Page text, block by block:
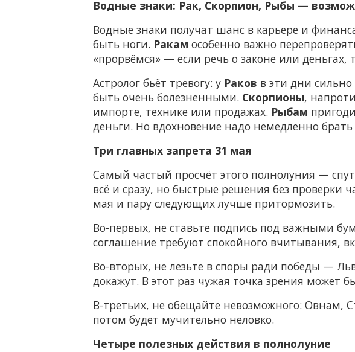
Водные знаки: Рак, Скорпион, Рыбы —
Водные знаки получат шанс в карьере и
быть ноги. Ракам особенно важно
«прорвёмся» — если речь о законе или деньгах,
Астролог бьёт тревогу: у Раков в эти дни сильно
быть очень болезненными. Скорпионы,
импорте, технике или продажах. Рыбам
деньги. Но вдохновение надо немедленно
Три главных запрета 31 мая
Самый частый просчёт этого полнолуния —
всё и сразу, но быстрые решения без проверки
мая и пару следующих лучше притормозить.
Во-первых, не ставьте подпись под важными
соглашение требуют спокойного вчитывания,
Во-вторых, не лезьте в споры ради победы —
докажут. В этот раз чужая точка зрения может
В-третьих, не обещайте невозможного: Овнам,
потом будет мучительно неловко.
Четыре полезных действия в полнолуние